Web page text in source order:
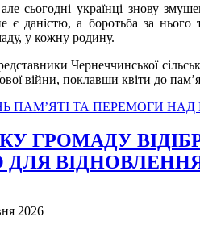
сьогодні українці знову
є даністю, а боротьба за
у кожну родину.
Чернеччинської
війни, поклавши квіти до
ПАМʼЯТІ ТА ПЕРЕМОГИ
ГРОМАДУ
ДЛЯ
2026